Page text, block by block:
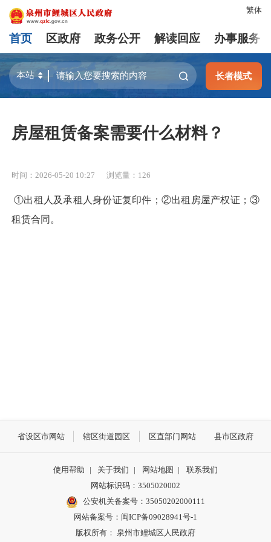
繁体
首页 区政府 政务公开 解读回应 办事服务
长者模式
房屋租赁备案需要什么材料？
时间：2026-05-20 10:27 浏览量： 126
①出租人及承租人身份证复印件；②出租房屋产权证；③
租赁合同。
省设区市网站 辖区街道园区 区直部门网站 县市区政府
使用帮助 | 关于我们 | 网站地图 |
联系我们
网站标识码：3505020002
公安机关备案号：35050202000111
网站备案号：闽ICP备09028941号-1
版权所有： 泉州市鲤城区人民政府